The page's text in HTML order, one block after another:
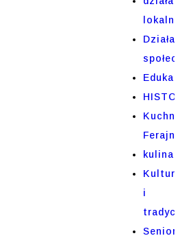
lokalna
Ferajny
i